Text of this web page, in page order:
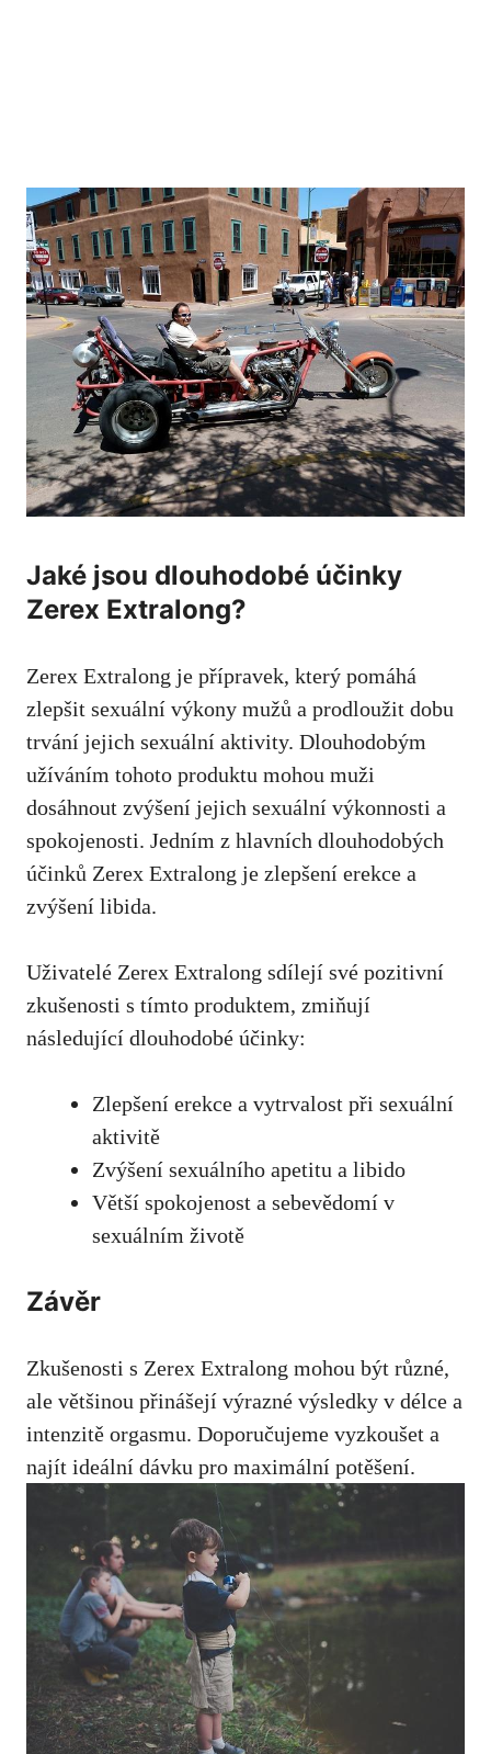
Jaké jsou dlouhodobé účinky
Zerex Extralong?
Zerex Extralong je přípravek, který pomáhá
zlepšit sexuální výkony mužů a prodloužit dobu
trvání jejich sexuální aktivity. Dlouhodobým
užíváním tohoto produktu mohou muži
dosáhnout zvýšení jejich sexuální výkonnosti a
spokojenosti. Jedním z hlavních dlouhodobých
účinků Zerex Extralong je zlepšení erekce a
zvýšení libida.
Uživatelé Zerex Extralong sdílejí své pozitivní
zkušenosti s tímto produktem, zmiňují
následující dlouhodobé účinky:
Zlepšení erekce a vytrvalost při sexuální
aktivitě
Zvýšení sexuálního apetitu a libido
Větší spokojenost a sebevědomí v
sexuálním životě
Závěr
Zkušenosti s Zerex Extralong mohou být různé,
ale většinou přinášejí výrazné výsledky v délce a
intenzitě orgasmu. Doporučujeme vyzkoušet a
najít ideální dávku pro maximální potěšení.